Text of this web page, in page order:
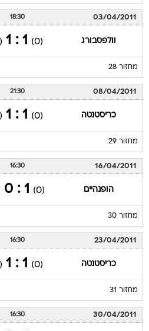
03/04/2011
18:30
וולפסבורג (0)
1 : 1
(0)
מחזור 28
08/04/2011
21:30
כריסטנטה (0)
1 : 1
(0)
מחזור 29
16/04/2011
16:30
הופנהיים (0)
1 : 0
מחזור 30
23/04/2011
16:30
כריסטנטה (0)
1 : 1
(0)
מחזור 31
30/04/2011
16:30